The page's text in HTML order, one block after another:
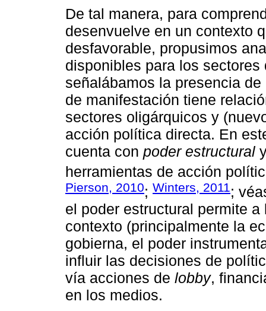
De tal manera, para
desenvuelve en un contexto
desfavorable, propusimos
disponibles para los
señalábamos la presencia
de manifestación tiene
sectores oligárquicos y
acción política directa. En
cuenta con poder estructural
herramientas de acción
Pierson, 2010; Winters, 2011;
el poder estructural permite
contexto (principalmente la
gobierna, el poder
influir las decisiones de
vía acciones de lobby,
en los medios.